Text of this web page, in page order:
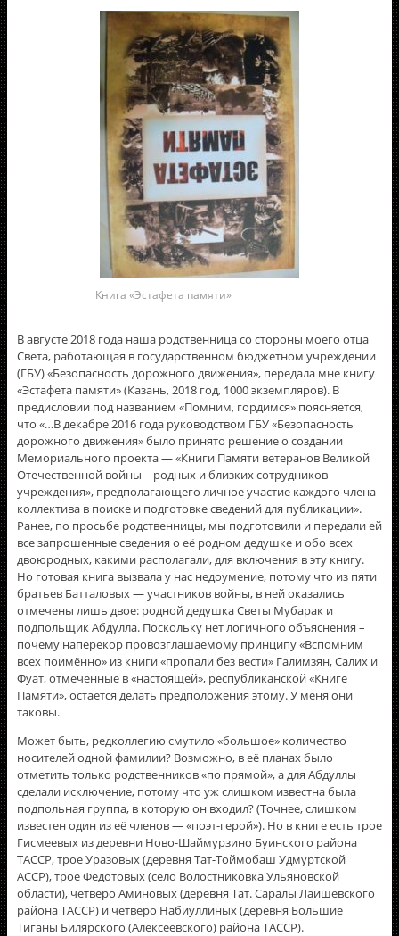
Книга «Эстафета памяти»
В августе 2018 года наша родственница со стороны моего отца
Света, работающая в государственном бюджетном учреждении
(ГБУ) «Безопасность дорожного движения», передала мне книгу
«Эстафета памяти» (Казань, 2018 год, 1000 экземпляров). В
предисловии под названием «Помним, гордимся» поясняется,
что «…В декабре 2016 года руководством ГБУ «Безопасность
дорожного движения» было принято решение о создании
Мемориального проекта — «Книги Памяти ветеранов Великой
Отечественной войны – родных и близких сотрудников
учреждения», предполагающего личное участие каждого члена
коллектива в поиске и подготовке сведений для публикации».
Ранее, по просьбе родственницы, мы подготовили и передали ей
все запрошенные сведения о её родном дедушке и обо всех
двоюродных, какими располагали, для включения в эту книгу.
Но готовая книга вызвала у нас недоумение, потому что из пяти
братьев Батталовых — участников войны, в ней оказались
отмечены лишь двое: родной дедушка Светы Мубарак и
подпольщик Абдулла. Поскольку нет логичного объяснения –
почему наперекор провозглашаемому принципу «Вспомним
всех поимённо» из книги «пропали без вести» Галимзян, Салих и
Фуат, отмеченные в «настоящей», республиканской «Книге
Памяти», остаётся делать предположения этому. У меня они
таковы.
Может быть, редколлегию смутило «большое» количество
носителей одной фамилии? Возможно, в её планах было
отметить только родственников «по прямой», а для Абдуллы
сделали исключение, потому что уж слишком известна была
подпольная группа, в которую он входил? (Точнее, слишком
известен один из её членов — «поэт-герой»). Но в книге есть трое
Гисмеевых из деревни Ново-Шаймурзино Буинского района
ТАССР, трое Уразовых (деревня Тат-Тоймобаш Удмуртской
АССР), трое Федотовых (село Волостниковка Ульяновской
области), четверо Аминовых (деревня Тат. Саралы Лаишевского
района ТАССР) и четверо Набиуллиных (деревня Большие
Тиганы Билярского (Алексеевского) района ТАССР).